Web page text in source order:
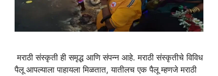
मराठी संस्कृती ही समृद्ध आणि संपन्न आहे. मराठी संस्कृतीचे विविध
पैलू आपल्याला पाहायला मिळतात, यातीलच एक पैलू म्हणजे मराठी